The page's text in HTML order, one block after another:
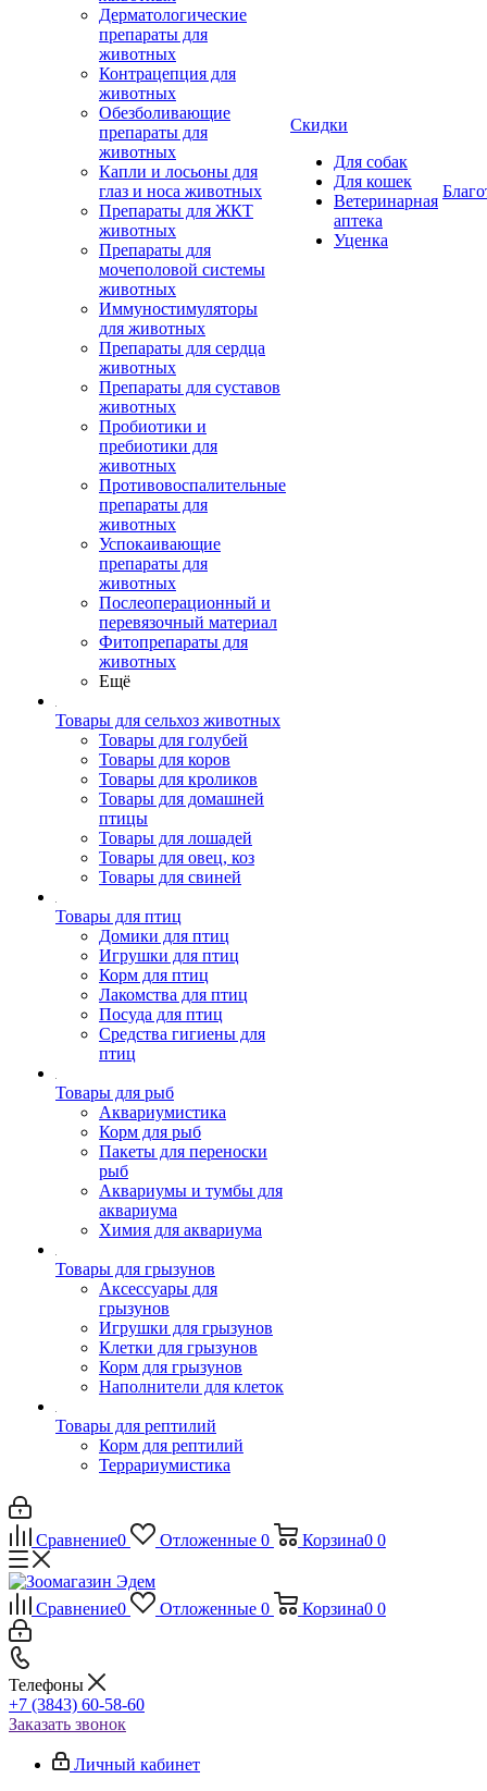
Дерматологические
препараты для
животных
Контрацепция для
животных
Обезболивающие
препараты для
животных
Капли и лосьоны для
глаз и носа животных
Препараты для ЖКТ
животных
Препараты для
мочеполовой системы
животных
Иммуностимуляторы
для животных
Препараты для сердца
животных
Препараты для суставов
животных
Пробиотики и
пребиотики для
животных
Противовоспалительные
препараты для
животных
Успокаивающие
препараты для
животных
Послеоперационный и
перевязочный материал
Фитопрепараты для
животных
Ещё
Товары для сельхоз животных
Товары для голубей
Товары для коров
Товары для кроликов
Товары для домашней
птицы
Товары для лошадей
Товары для овец, коз
Товары для свиней
Товары для птиц
Домики для птиц
Игрушки для птиц
Корм для птиц
Лакомства для птиц
Посуда для птиц
Средства гигиены для
птиц
Товары для рыб
Аквариумистика
Корм для рыб
Пакеты для переноски
рыб
Аквариумы и тумбы для
аквариума
Химия для аквариума
Товары для грызунов
Аксессуары для
грызунов
Игрушки для грызунов
Клетки для грызунов
Корм для грызунов
Наполнители для клеток
Товары для рептилий
Корм для рептилий
Террариумистика
Скидки
Для собак
Для кошек
Ветеринарная
аптека
Уценка
Сравнение0 Отложенные 0 Корзина0 0
Сравнение0 Отложенные 0 Корзина0 0
Телефоны
+7 (3843) 60-58-60
Заказать звонок
Личный кабинет